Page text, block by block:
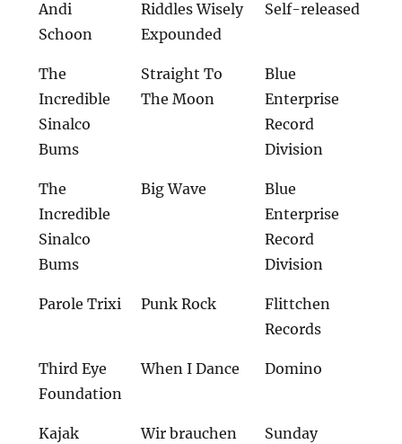
Andi
Schoon
Riddles Wisely
Expounded
Self-released
The
Incredible
Sinalco
Bums
Straight To
The Moon
Blue
Enterprise
Record
Division
The
Incredible
Sinalco
Bums
Big Wave
Blue
Enterprise
Record
Division
Parole Trixi Punk Rock
Flittchen
Records
Third Eye
Foundation
When I Dance Domino
Kajak
Wir brauchen
Sunday